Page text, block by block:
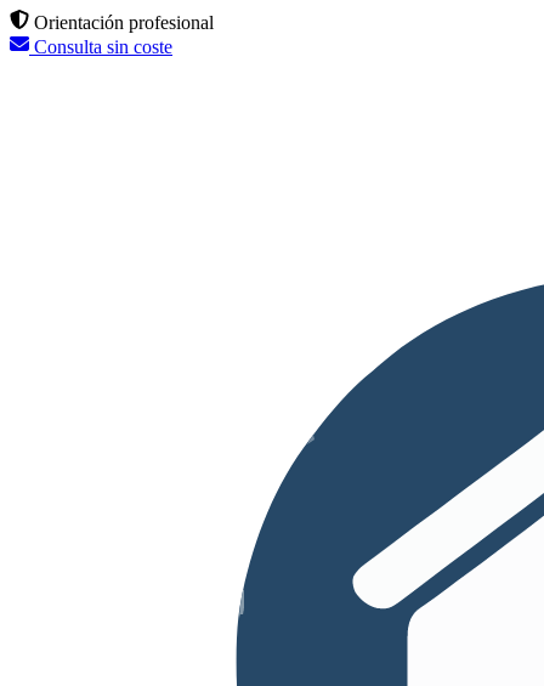
Orientación profesional
Consulta sin coste